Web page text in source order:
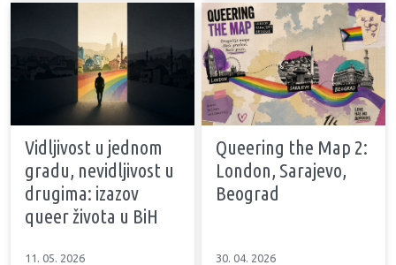
Vidljivost u jednom
gradu, nevidljivost u
drugima: izazov
queer života u BiH
11. 05. 2026
Queering the Map 2:
London, Sarajevo,
Beograd
30. 04. 2026